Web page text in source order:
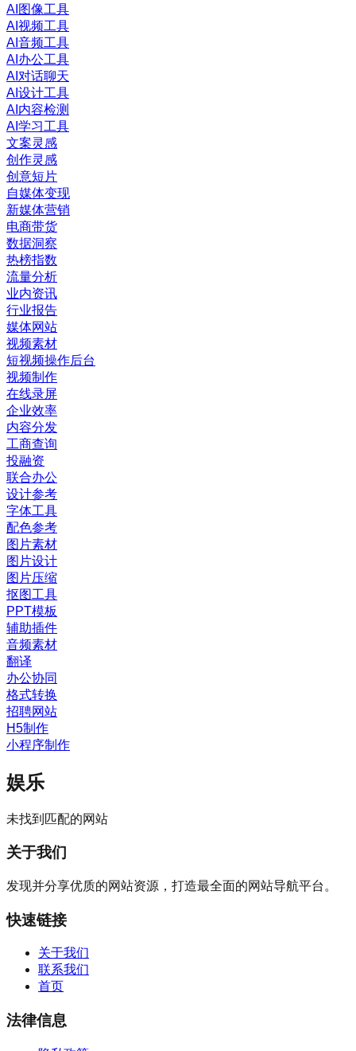
AI图像工具
AI视频工具
AI音频工具
AI办公工具
AI对话聊天
AI设计工具
AI内容检测
AI学习工具
文案灵感
创作灵感
创意短片
自媒体变现
新媒体营销
电商带货
数据洞察
热榜指数
流量分析
业内资讯
行业报告
媒体网站
视频素材
短视频操作后台
视频制作
在线录屏
企业效率
内容分发
工商查询
投融资
联合办公
设计参考
字体工具
配色参考
图片素材
图片设计
图片压缩
抠图工具
PPT模板
辅助插件
音频素材
翻译
办公协同
格式转换
招聘网站
H5制作
小程序制作
娱乐
未找到匹配的网站
关于我们
发现并分享优质的网站资源，打造最全面的网站导航平台。
快速链接
关于我们
联系我们
首页
法律信息